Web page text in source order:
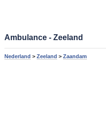
Ambulance - Zeeland
Nederland > Zeeland > Zaandam